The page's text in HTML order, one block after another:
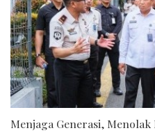
Menjaga Generasi, Menolak